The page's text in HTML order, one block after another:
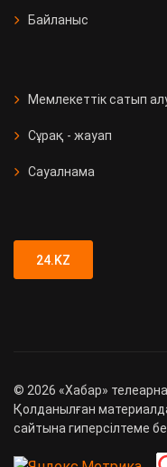
Байланыс
Мемлекеттік сатып
Сұрақ - жауап
Сауалнама
24.KZ
© 2026 «Хабар»
Қолданылған
сайтына гиперсілтеме